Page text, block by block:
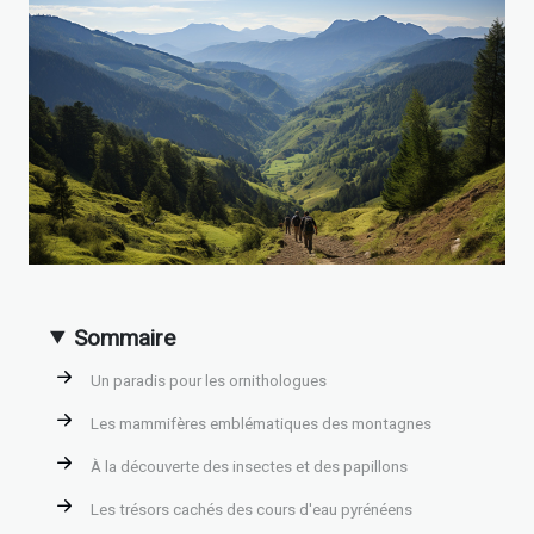
Sommaire
Un paradis pour les ornithologues
Les mammifères emblématiques des montagnes
À la découverte des insectes et des papillons
Les trésors cachés des cours d'eau pyrénéens